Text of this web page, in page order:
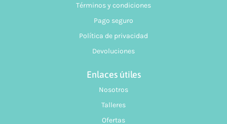
Términos y condiciones
Pago seguro
Política de privacidad
Devoluciones
Enlaces útiles
Nosotros
Talleres
Ofertas